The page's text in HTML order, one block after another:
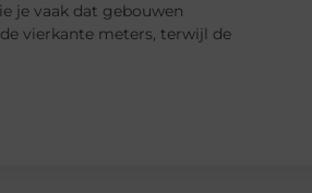
je vaak dat gebouwen
vierkante meters, terwijl de